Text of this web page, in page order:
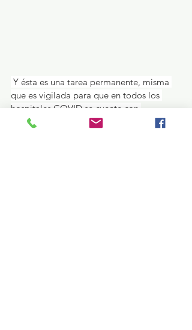
que es vigilada para que en todos los
hospitales COVID se cuente con
cubrebocas, mascarillas N95, batas,